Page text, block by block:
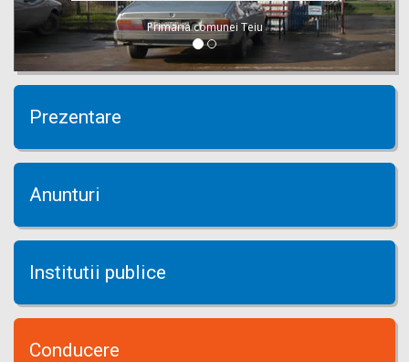
Primaria comunei Teiu
Prezentare
Anunturi
Institutii publice
Conducere